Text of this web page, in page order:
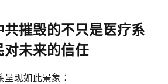
共摧毁的不只是医疗系
对未来的信任
现如此景象：